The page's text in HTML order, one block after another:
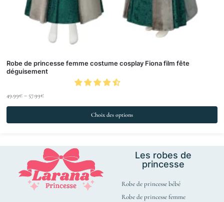
Robe de princesse femme costume cosplay Fiona film fête
déguisement
49.99€ –57.99€
Choix des options
Les robes de
princesse
Robe de princesse bébé
Robe de princesse femme